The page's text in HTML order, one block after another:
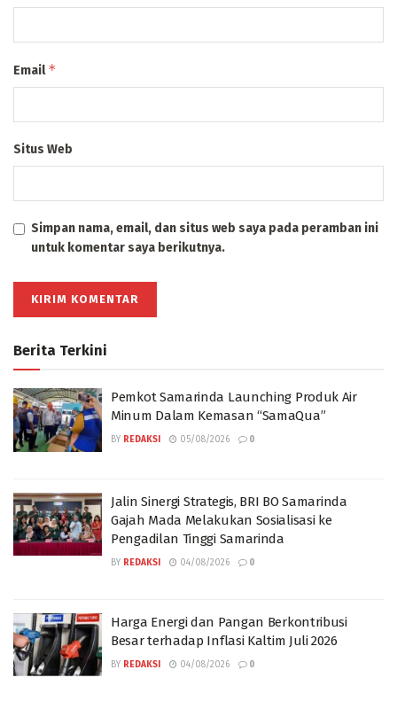
Email*
Situs Web
Simpan nama, email, dan situs web saya pada peramban ini
untuk komentar saya berikutnya.
Berita Terkini
Pemkot Samarinda Launching Produk Air
Minum Dalam Kemasan “SamaQua”
BY REDAKSI 05/08/2026 0
Jalin Sinergi Strategis, BRI BO Samarinda
Gajah Mada Melakukan Sosialisasi ke
Pengadilan Tinggi Samarinda
BY REDAKSI 04/08/2026 0
Harga Energi dan Pangan Berkontribusi
Besar terhadap Inflasi Kaltim Juli 2026
BY REDAKSI 04/08/2026 0